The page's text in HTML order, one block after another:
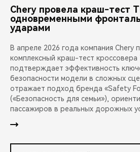
Chery провела краш-тест
одновременными
ударами
В апреле 2026 года компания Chery
комплексный краш-тест
подтверждает эффективность
безопасности модели в сложных
отражает подход бренда «Safety
(«Безопасность для семьи»),
пассажиров в реальных дорожных